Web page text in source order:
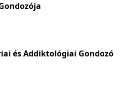
és Addiktológiai Gondozó